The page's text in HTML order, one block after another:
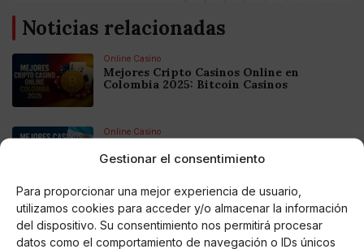
Gestionar el consentimiento
Para proporcionar una mejor experiencia de usuario,
utilizamos cookies para acceder y/o almacenar la información
del dispositivo. Su consentimiento nos permitirá procesar
datos como el comportamiento de navegación o IDs únicos
Noticias relacionadas
Online Casino
Mejores Cripto Casinos Online en
Colombia 2025: Bitcoin Casinos
Online Casino
Criptomonedas en Argentina 2025
Online Casino
Mejores casinos online con
criptomonedas y Bitcoin en México 2025